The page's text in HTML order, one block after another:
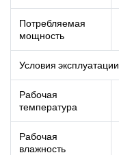
Потребляемая
мощность
Условия эксплуатации
Рабочая
температура
Рабочая
влажность